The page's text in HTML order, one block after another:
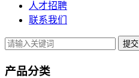
人才招聘
联系我们
提交
产品分类